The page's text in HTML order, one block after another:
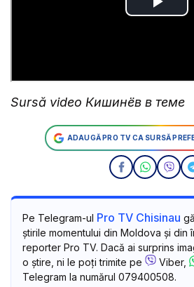
Sursă video Кишинёв в теме
ADAUGĂ PRO TV CA SURSĂ
Pe Telegram-ul Pro TV Chisinau
știrile momentului din Moldova și din
reporter Pro TV. Dacă ai surprins
o știre, ni le poți trimite pe
Viber,
Telegram la numărul 079400508.